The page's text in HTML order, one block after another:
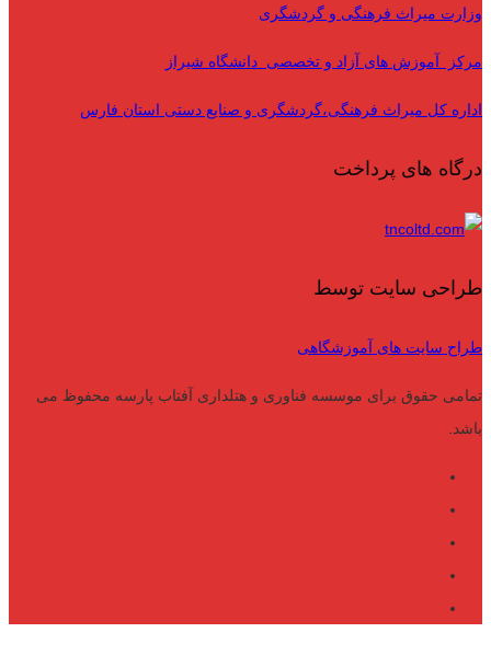
وزارت میراث فرهنگی و گردشگری
مرکز آموزش های آزاد و تخصصی دانشگاه شیراز
اداره کل میراث فرهنگی،گردشگری و صنایع دستی استان فارس
درگاه های پرداخت
طراحی سایت توسط
طراح سایت های آموزشگاهی
تمامی حقوق برای موسسه فناوری و هتلداری آفتاب پارسه محفوظ می
باشد.